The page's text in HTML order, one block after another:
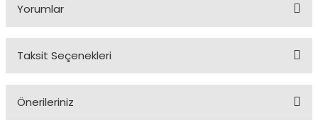
Yorumlar
İlgi ve hızlı kargo Teşekkürler
Taksit Seçenekleri
Önerileriniz